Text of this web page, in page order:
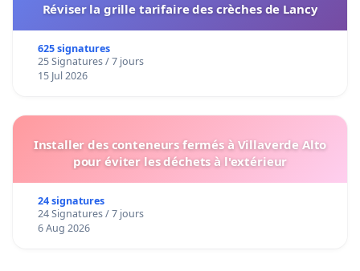
Réviser la grille tarifaire des crèches de Lancy
625 signatures
25 Signatures / 7 jours
15 Jul 2026
Installer des conteneurs fermés à Villaverde Alto
pour éviter les déchets à l'extérieur
24 signatures
24 Signatures / 7 jours
6 Aug 2026